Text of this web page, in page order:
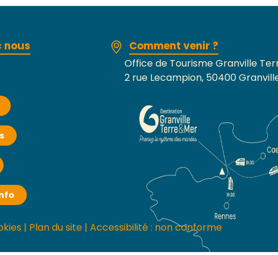
nous Comment venir ?
Office de Tourisme Granville
2 rue Lecampion, 50400
| Plan du site | Accessibilité : non conforme